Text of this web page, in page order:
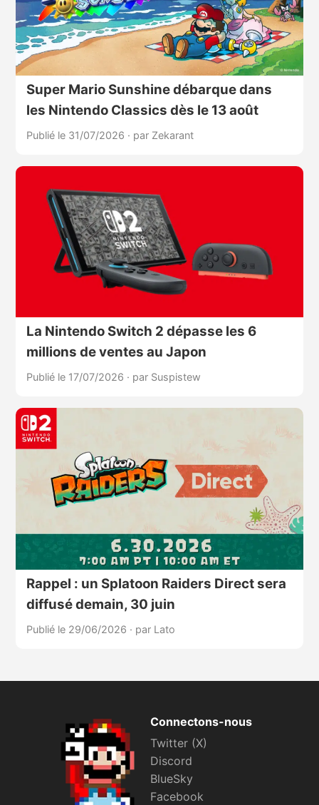
Super Mario Sunshine débarque dans
les Nintendo Classics dès le 13 août
Publié le 31/07/2026 · par Zekarant
La Nintendo Switch 2 dépasse les 6
millions de ventes au Japon
Publié le 17/07/2026 · par Suspistew
Rappel : un Splatoon Raiders Direct sera
diffusé demain, 30 juin
Publié le 29/06/2026 · par Lato
Connectons-nous
Twitter (X)
Discord
BlueSky
Facebook